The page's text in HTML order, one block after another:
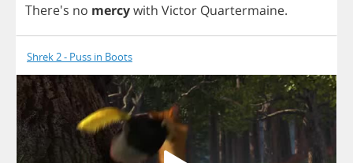
There's no mercywith Victor Quartermaine.
Shrek 2 - Puss in Boots